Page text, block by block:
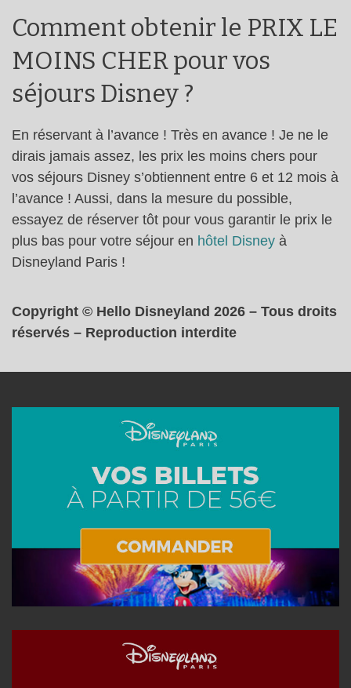
Comment obtenir le PRIX LE
MOINS CHER pour vos
séjours Disney ?
En réservant à l’avance ! Très en avance ! Je ne le
dirais jamais assez, les prix les moins chers pour
vos séjours Disney s’obtiennent entre 6 et 12 mois à
l’avance ! Aussi, dans la mesure du possible,
essayez de réserver tôt pour vous garantir le prix le
plus bas pour votre séjour en hôtel Disney à
Disneyland Paris !
Copyright © Hello Disneyland 2026 – Tous droits
réservés – Reproduction interdite